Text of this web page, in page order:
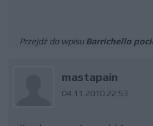
Przejdź do wpisu Barrichello
mastapain
04.11.2010 22:53